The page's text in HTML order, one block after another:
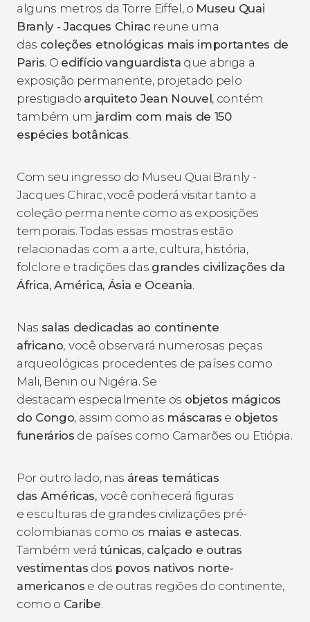
alguns metros da Torre Eiffel, o Museu Quai
Branly - Jacques Chirac reune uma
das coleções etnológicas mais importantes de
Paris. O edifício vanguardista que abriga a
exposição permanente, projetado pelo
prestigiado arquiteto Jean Nouvel, contém
também um jardim com mais de 150
espécies botânicas.
Com seu ingresso do Museu Quai Branly -
Jacques Chirac, você poderá visitar tanto a
coleção permanente como as exposições
temporais. Todas essas mostras estão
relacionadas com a arte, cultura, história,
folclore e tradições das grandes civilizações da
África, América, Ásia e Oceania.
Nas salas dedicadas ao continente
africano, você observará numerosas peças
arqueológicas procedentes de países como
Mali, Benin ou Nigéria. Se
destacam especialmente os objetos mágicos
do Congo, assim como as máscaras e objetos
funerários de países como Camarões ou Etiópia.
Por outro lado, nas áreas temáticas
das Américas, você conhecerá figuras
e esculturas de grandes civilizações pré-
colombianas como os maias e astecas.
Também verátúnicas, calçado e outras
vestimentas dos povos nativos norte-
americanos e de outras regiões do continente,
como o Caribe.